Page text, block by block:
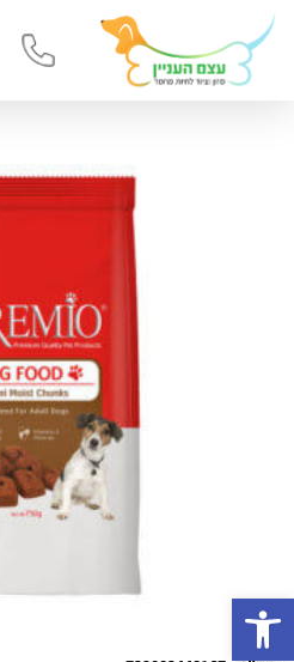
פתח סרגל נגישות